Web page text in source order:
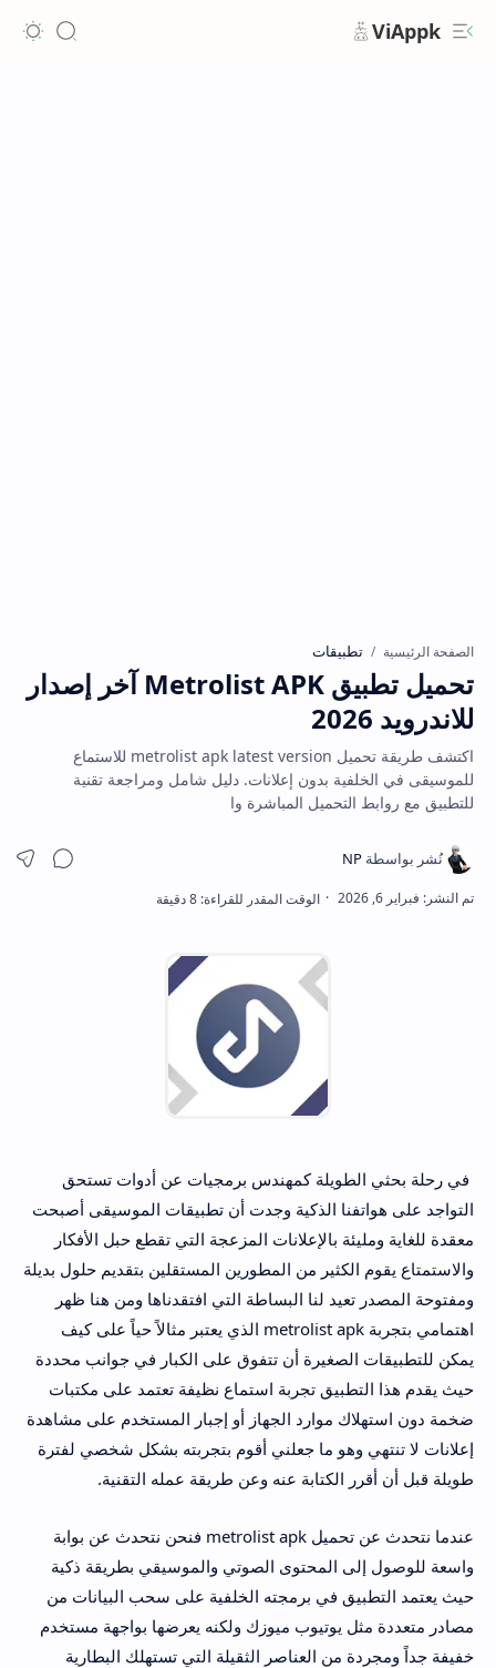
ViAppk
الصفحة الرئيسية تطبيقات
تحميل تطبيق Metrolist APK آخر إصدار
للاندرويد 2026
اكتشف طريقة تحميل metrolist apk latest version للاستماع
للموسيقى في الخلفية بدون إعلانات. دليل شامل ومراجعة تقنية
للتطبيق مع روابط التحميل المباشرة وا
في رحلة بحثي الطويلة كمهندس برمجيات عن أدوات تستحق
التواجد على هواتفنا الذكية وجدت أن تطبيقات الموسيقى أصبحت
معقدة للغاية ومليئة بالإعلانات المزعجة التي تقطع حبل الأفكار
والاستمتاع يقوم الكثير من المطورين المستقلين بتقديم حلول بديلة
ومفتوحة المصدر تعيد لنا البساطة التي افتقدناها ومن هنا ظهر
اهتمامي بتجربة metrolist apk الذي يعتبر مثالاً حياً على كيف
يمكن للتطبيقات الصغيرة أن تتفوق على الكبار في جوانب محددة
حيث يقدم هذا التطبيق تجربة استماع نظيفة تعتمد على مكتبات
ضخمة دون استهلاك موارد الجهاز أو إجبار المستخدم على مشاهدة
إعلانات لا تنتهي وهو ما جعلني أقوم بتجربته بشكل شخصي لفترة
طويلة قبل أن أقرر الكتابة عنه وعن طريقة عمله التقنية.
عندما نتحدث عن تحميل metrolist apk فنحن نتحدث عن بوابة
واسعة للوصول إلى المحتوى الصوتي والموسيقي بطريقة ذكية
حيث يعتمد التطبيق في برمجته الخلفية على سحب البيانات من
مصادر متعددة مثل يوتيوب ميوزك ولكنه يعرضها بواجهة مستخدم
خفيفة جداً ومجردة من العناصر الثقيلة التي تستهلك البطارية